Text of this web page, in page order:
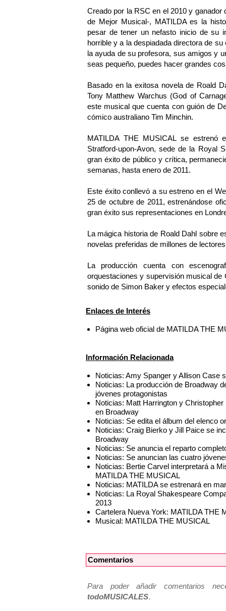
Creado por la RSC en el 2010 y
de Mejor Musical-, MATILDA es la
pesar de tener un nefasto inicio de su
horrible y a la despiadada directora de
la ayuda de su profesora, sus amigos y
seas pequeño, puedes hacer grandes
Basado en la exitosa novela de Roald
Tony Matthew Warchus (God of
este musical que cuenta con guión de
cómico australiano Tim Minchin.
MATILDA THE MUSICAL se estrenó
Stratford-upon-Avon, sede de la Royal
gran éxito de público y crítica,
semanas, hasta enero de 2011.
Este éxito conllevó a su estreno en el
25 de octubre de 2011, estrenándose
gran éxito sus representaciones en
La mágica historia de Roald Dahl sobre
novelas preferidas de millones de
La producción cuenta con
orquestaciones y supervisión musical de
sonido de Simon Baker y efectos
Enlaces de Interés
Página web oficial de MATILDA THE
Información Relacionada
Noticias: Amy Spanger y Allison Case
Noticias: La producción de Broadway
jóvenes protagonistas
Noticias: Matt Harrington y
en Broadway
Noticias: Se edita el álbum del elenco
Noticias: Craig Bierko y Jill Paice se
Broadway
Noticias: Se anuncia el reparto
Noticias: Se anuncian las cuatro
Noticias: Bertie Carvel interpretará a
MATILDA THE MUSICAL
Noticias: MATILDA se estrenará en
Noticias: La Royal Shakespeare
2013
Cartelera Nueva York: MATILDA THE
Musical: MATILDA THE MUSICAL
Comentarios
Para poder añadir comentarios
todoMUSICALES.